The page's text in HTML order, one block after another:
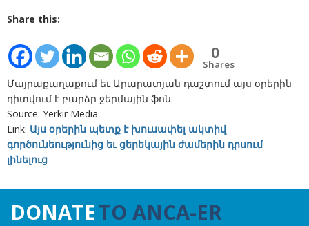
Share this:
0
Shares
Մայրաքաղաքում եւ Արարատյան դաշտում այս օրերին
դիտվում է բարձր ջերմային ֆոն:
Source: Yerkir Media
Link: Այս օրերին պետք է խուսափել ակտիվ
գործունեությունից եւ ցերեկային ժամերին դրսում
լինելուց
DONATETO ANCA-ER